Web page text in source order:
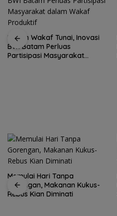
Kupon Wakaf Tunai, Inovasi
BWI Batam Perluas
Partisipasi Masyarakat
Memulai Hari Tanpa
Gorengan, Makanan Kukus-
Rebus Kian Diminati